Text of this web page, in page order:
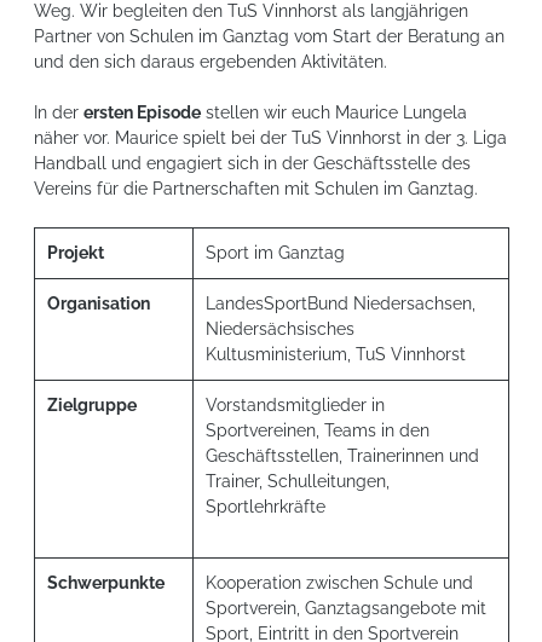
Weg. Wir begleiten den TuS Vinnhorst als langjährigen
Partner von Schulen im Ganztag vom Start der Beratung an
und den sich daraus ergebenden Aktivitäten.
In der ersten Episodestellen wir euch Maurice Lungela
näher vor. Maurice spielt bei der TuS Vinnhorst in der 3. Liga
Handball und engagiert sich in der Geschäftsstelle des
Vereins für die Partnerschaften mit Schulen im Ganztag.
Projekt Sport im Ganztag
Organisation
LandesSportBund Niedersachsen,
Niedersächsisches
Kultusministerium, TuS Vinnhorst
Zielgruppe
Vorstandsmitglieder in
Sportvereinen, Teams in den
Geschäftsstellen, Trainerinnen und
Trainer, Schulleitungen,
Sportlehrkräfte
Schwerpunkte
Kooperation zwischen Schule und
Sportverein, Ganztagsangebote mit
Sport, Eintritt in den Sportverein